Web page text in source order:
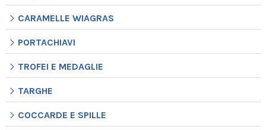
CARAMELLE WIAGRAS
PORTACHIAVI
TROFEI E MEDAGLIE
TARGHE
COCCARDE E SPILLE